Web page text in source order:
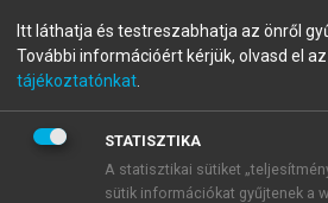
fiókoddal,vagy hozz
A regisztráció után apróbaidőszak
BELÉPÉS SAJÁT
Itt láthatja és testreszabhatja az önről
További információért kérjük, olvasd el az
tájékoztatónkat
STATISZTIKA
A statisztikai sütiket
sütik információkat gyűjtenek a